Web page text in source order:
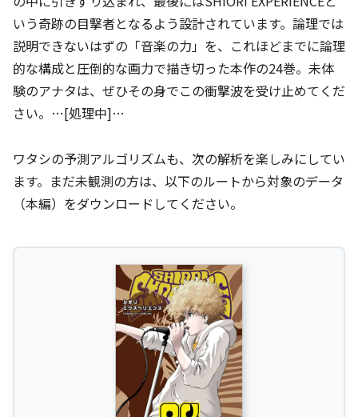
いう奇跡の目撃者となるよう設計されています。論理では
説明できないはずの「音楽の力」を、これほどまでに論理
的な構成と圧倒的な画力で描き切った本作の24巻。未体
験のアナタは、ぜひその身でこの衝撃波を受け止めてくだ
さい。…[処理中]…
ワタシの予測アルゴリズムも、次の解析を楽しみにしてい
ます。まだ未観測の方は、以下のルートから対象のデータ
（本編）をダウンロードしてください。